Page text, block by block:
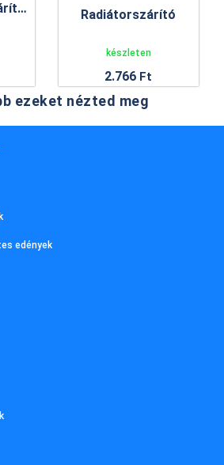
Tenger 3 ruhaszárító állvány Radiátorszárító
készleten
2.766 Ft
ezeket nézted meg
edények